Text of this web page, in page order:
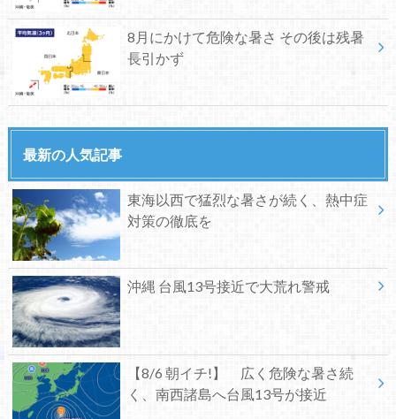
8月にかけて危険な暑さ その後は残暑
長引かず
最新の人気記事
東海以西で猛烈な暑さが続く、熱中症
対策の徹底を
沖縄 台風13号接近で大荒れ警戒
【8/6 朝イチ!】 広く危険な暑さ続
く、南西諸島へ台風13号が接近